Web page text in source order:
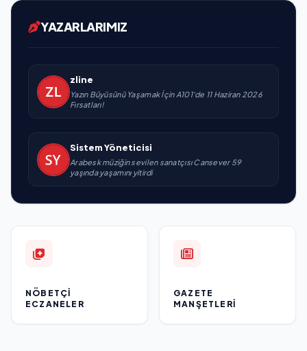
YAZARLARIMIZ
zline
Yazın Büyüsünü Yaşamak İçin A101'de 11 Haziran 2026
Fırsatları!
Sistem Yöneticisi
Arabesk müziğin sevilen sanatçısı Cansever 59
yaşında yaşamını yitirdi
NÖBETÇI
ECZANELER
GAZETE
MANŞETLERI